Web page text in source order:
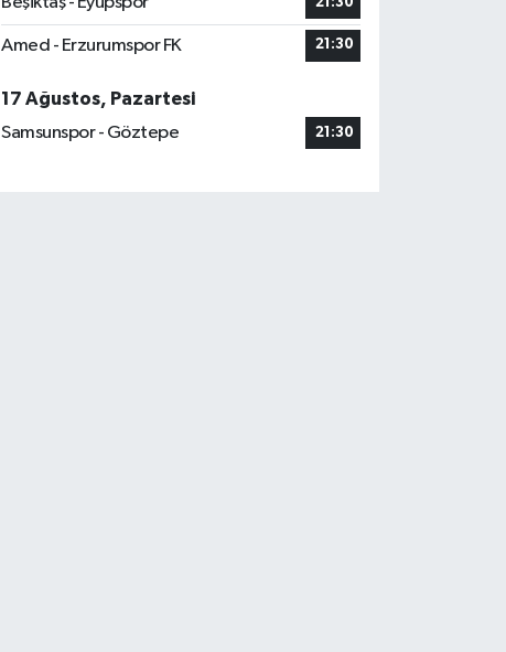
Amed - Erzurumspor FK 21:30
17 Ağustos, Pazartesi
Samsunspor - Göztepe
21:30